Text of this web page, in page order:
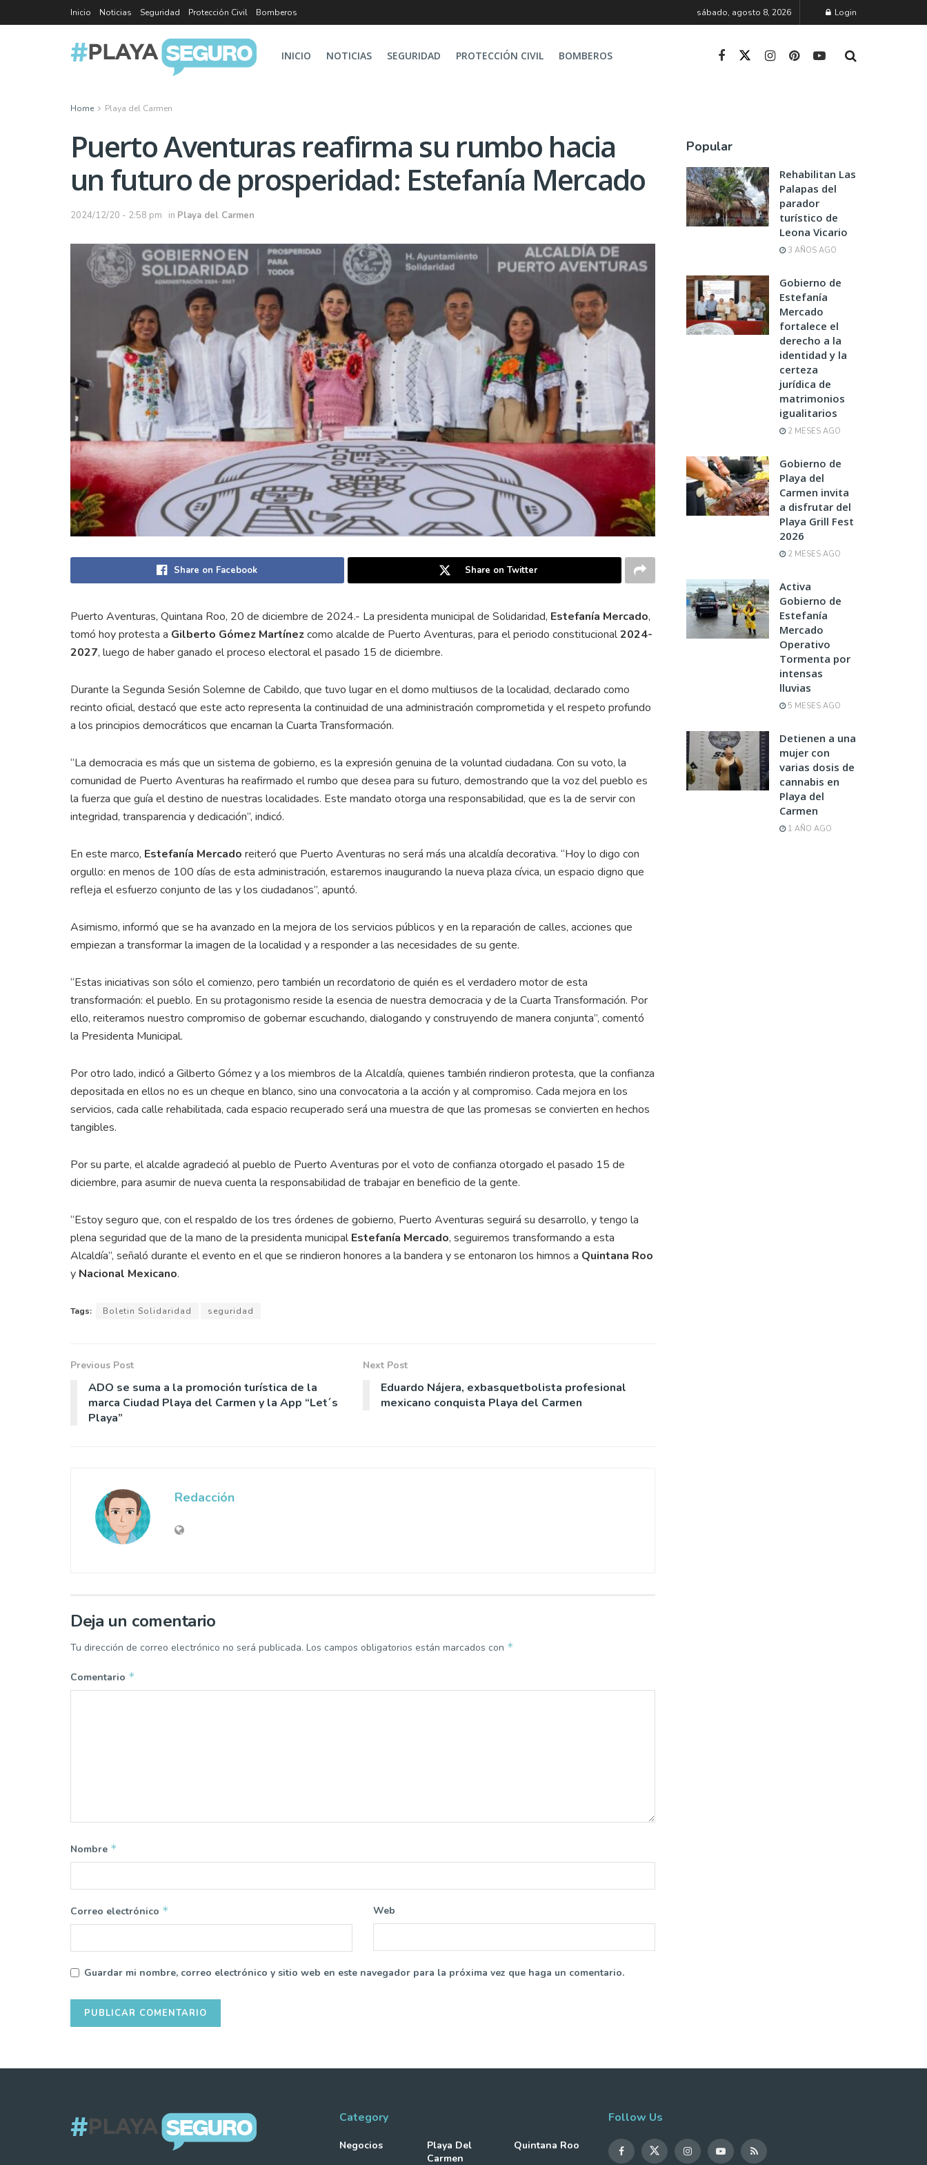
Inicio Noticias Seguridad Protección Civil Bomberos sábado, agosto 8, 2026 Login
INICIO NOTICIAS SEGURIDAD PROTECCIÓN CIVIL BOMBEROS
Home Playa del Carmen
Puerto Aventuras reafirma su rumbo hacia
un futuro de prosperidad: Estefanía Mercado
2024/12/20 - 2:58 pm in Playa del Carmen
Share on Facebook Share on Twitter
Puerto Aventuras, Quintana Roo, 20 de diciembre de 2024.- La presidenta municipal de Solidaridad, Estefanía Mercado,
tomó hoy protesta a Gilberto Gómez Martínezcomo alcalde de Puerto Aventuras, para el periodo constitucional2024-
2027, luego de haber ganado el proceso electoral el pasado 15 de diciembre.
Durante la Segunda Sesión Solemne de Cabildo, que tuvo lugar en el domo multiusos de la localidad, declarado como
recinto oficial, destacó que este acto representa la continuidad de una administración comprometida y el respeto profundo
a los principios democráticos que encarnan la Cuarta Transformación.
“La democracia es más que un sistema de gobierno, es la expresión genuina de la voluntad ciudadana. Con su voto, la
comunidad de Puerto Aventuras ha reafirmado el rumbo que desea para su futuro, demostrando que la voz del pueblo es
la fuerza que guía el destino de nuestras localidades. Este mandato otorga una responsabilidad, que es la de servir con
integridad, transparencia y dedicación”, indicó.
En este marco, Estefanía Mercado reiteró que Puerto Aventuras no será más una alcaldía decorativa. “Hoy lo digo con
orgullo: en menos de 100 días de esta administración, estaremos inaugurando la nueva plaza cívica, un espacio digno que
refleja el esfuerzo conjunto de las y los ciudadanos”, apuntó.
Asimismo, informó que se ha avanzado en la mejora de los servicios públicos y en la reparación de calles, acciones que
empiezan a transformar la imagen de la localidad y a responder a las necesidades de su gente.
“Estas iniciativas son sólo el comienzo, pero también un recordatorio de quién es el verdadero motor de esta
transformación: el pueblo. En su protagonismo reside la esencia de nuestra democracia y de la Cuarta Transformación. Por
ello, reiteramos nuestro compromiso de gobernar escuchando, dialogando y construyendo de manera conjunta”, comentó
la Presidenta Municipal.
Por otro lado, indicó a Gilberto Gómez y a los miembros de la Alcaldía, quienes también rindieron protesta, que la confianza
depositada en ellos no es un cheque en blanco, sino una convocatoria a la acción y al compromiso. Cada mejora en los
servicios, cada calle rehabilitada, cada espacio recuperado será una muestra de que las promesas se convierten en hechos
tangibles.
Por su parte, el alcalde agradeció al pueblo de Puerto Aventuras por el voto de confianza otorgado el pasado 15 de
diciembre, para asumir de nueva cuenta la responsabilidad de trabajar en beneficio de la gente.
“Estoy seguro que, con el respaldo de los tres órdenes de gobierno, Puerto Aventuras seguirá su desarrollo, y tengo la
plena seguridad que de la mano de la presidenta municipalEstefanía Mercado, seguiremos transformando a esta
Alcaldía”, señaló durante el evento en el que se rindieron honores a la bandera y se entonaron los himnos a Quintana Roo
y Nacional Mexicano.
Tags: Boletin Solidaridad seguridad
Previous Post
ADO se suma a la promoción turística de la
marca Ciudad Playa del Carmen y la App “Let´s
Playa”
Next Post
Eduardo Nájera, exbasquetbolista profesional
mexicano conquista Playa del Carmen
Redacción
Deja un comentario
Tu dirección de correo electrónico no será publicada. Los campos obligatorios están marcados con *
Comentario *
Nombre *
Correo electrónico * Web
Guardar mi nombre, correo electrónico y sitio web en este navegador para la próxima vez que haga un comentario.
Popular
Rehabilitan Las
Palapas del
parador
turístico de
Leona Vicario
3 AÑOS AGO
Gobierno de
Estefanía
Mercado
fortalece el
derecho a la
identidad y la
certeza
jurídica de
matrimonios
igualitarios
2 MESES AGO
Gobierno de
Playa del
Carmen invita
a disfrutar del
Playa Grill Fest
2026
2 MESES AGO
Activa
Gobierno de
Estefanía
Mercado
Operativo
Tormenta por
intensas
lluvias
5 MESES AGO
Detienen a una
mujer con
varias dosis de
cannabis en
Playa del
Carmen
1 AÑO AGO
Category
Negocios
Playa Del
Carmen
Quintana Roo
Follow Us